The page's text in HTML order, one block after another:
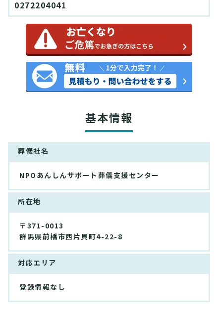
0272204041
基本情報
葬儀社名
NPOあんしんサポート葬儀支援センター
所在地
〒371-0013
群馬県前橋市西片貝町4-22-8
対応エリア
登録情報なし